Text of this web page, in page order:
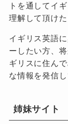
トを通してイ
理解して頂けた
イギリス英語
ーしたい方、
ギリスに住ん
な情報を発信
姉妹サイト